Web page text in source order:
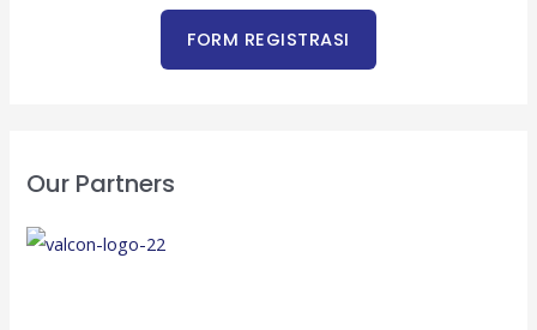
Our Partners